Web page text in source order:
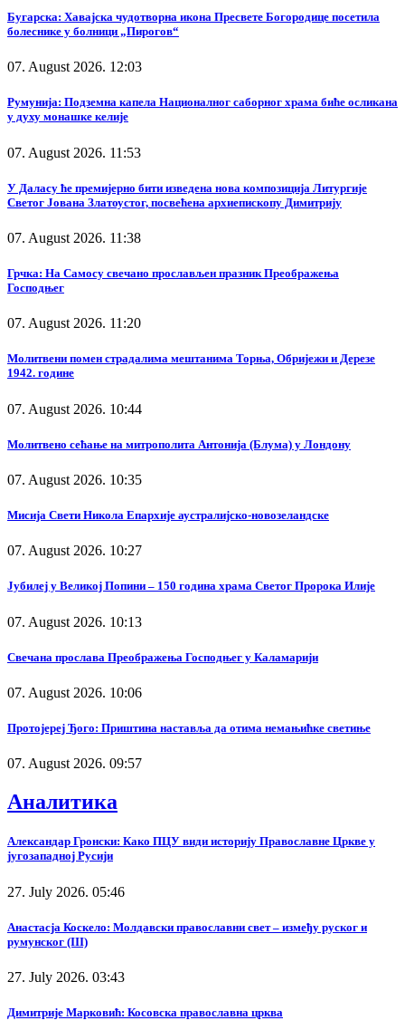
Бугарска: Хавајска чудотворна икона Пресвете Богородице посетила
болеснике у болници „Пирогов“
07. August 2026. 12:03
Румунија: Подземна капела Националног саборног храма биће осликана
у духу монашке келије
07. August 2026. 11:53
У Даласу ће премијерно бити изведена нова композиција Литургије
Светог Јована Златоустог, посвећена архиепископу Димитрију
07. August 2026. 11:38
Грчка: На Самосу свечано прослављен празник Преображења
Господњег
07. August 2026. 11:20
Молитвени помен страдалима мештанима Торња, Обријежи и Дерезе
1942. године
07. August 2026. 10:44
Молитвено сећање на митрополита Антонија (Блума) у Лондону
07. August 2026. 10:35
Мисија Свети Никола Епархије аустралијско-новозеландске
07. August 2026. 10:27
Јубилеј у Великој Попини – 150 година храма Светог Пророка Илије
07. August 2026. 10:13
Свечана прослава Преображења Господњег у Каламарији
07. August 2026. 10:06
Протојереј Ђого: Приштина наставља да отима немањићке светиње
07. August 2026. 09:57
Аналитика
Александар Гронски: Како ПЦУ види историју Православне Цркве у
југозападној Русији
27. July 2026. 05:46
Анастасја Коскело: Молдавски православни свет – између руског и
румунског (III)
27. July 2026. 03:43
Димитрије Марковић: Косовска православна црква